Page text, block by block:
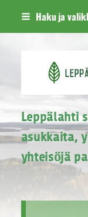
Siirry
Haku ja
Leppälahti
asukkaita,
yhteisöjä